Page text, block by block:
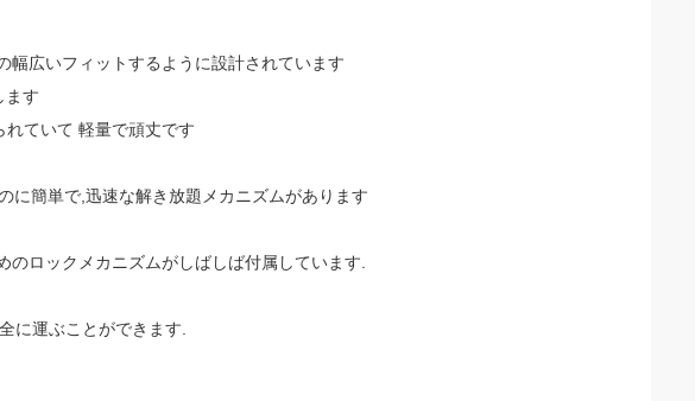
幅広いフィットするように設計されています
ます
ていて 軽量で頑丈です
に簡単で,迅速な解き放題メカニズムがあります
ロックメカニズムがしばしば付属しています.
に運ぶことができます.